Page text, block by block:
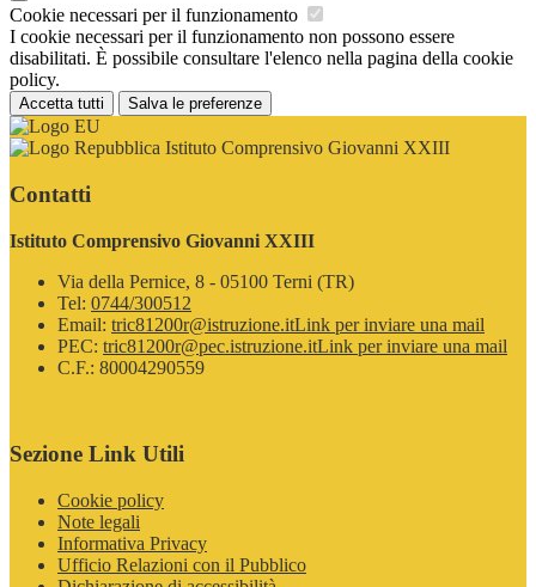
Cookie necessari per il funzionamento
I cookie necessari per il funzionamento non possono essere
disabilitati. È possibile consultare l'elenco nella pagina della cookie
policy.
Accetta tutti Salva le preferenze
Istituto Comprensivo Giovanni XXIII
Contatti
Istituto Comprensivo Giovanni XXIII
Via della Pernice, 8 - 05100 Terni (TR)
Tel: 0744/300512
Email: tric81200r@istruzione.itLink per inviare una mail
PEC: tric81200r@pec.istruzione.itLink per inviare una mail
C.F.: 80004290559
Sezione Link Utili
Cookie policy
Note legali
Informativa Privacy
Ufficio Relazioni con il Pubblico